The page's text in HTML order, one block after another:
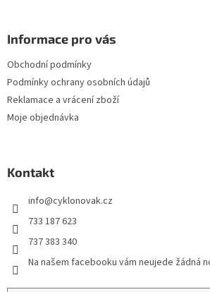
Informace pro vás
Obchodní podmínky
Podmínky ochrany osobních údajů
Reklamace a vrácení zboží
Moje objednávka
Kontakt
info@cyklonovak.cz
733 187 623
737 383 340
Na našem facebooku vám neujede žádná